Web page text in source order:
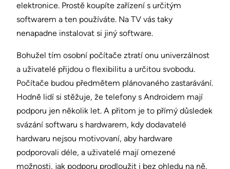
elektronice. Prostě koupíte zařízení s určitým
softwarem a ten používáte. Na TV vás taky
nenapadne instalovat si jiný software.
Bohužel tím osobní počítače ztratí onu univerzálnost
a uživatelé přijdou o flexibilitu a určitou svobodu.
Počítače budou předmětem plánovaného zastarávání.
Hodně lidí si stěžuje, že telefony s Androidem mají
podporu jen několik let. A přitom je to přímý důsledek
svázání softwaru s hardwarem, kdy dodavatelé
hardwaru nejsou motivovaní, aby hardware
podporovali déle, a uživatelé mají omezené
možnosti, jak podporu prodloužit i bez ohledu na ně.